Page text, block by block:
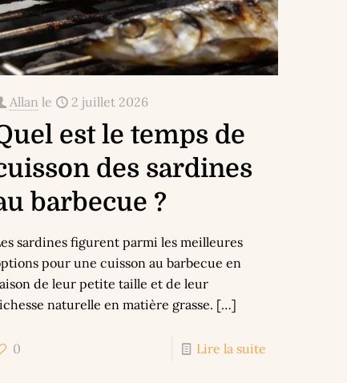
Allan le 2 juillet 2026
est le temps de
des sardines
barbecue ?
sardines figurent parmi les meilleures
pour une cuisson au barbecue en
de leur petite taille et de leur
naturelle en matière grasse. […]
0 Lire la suite